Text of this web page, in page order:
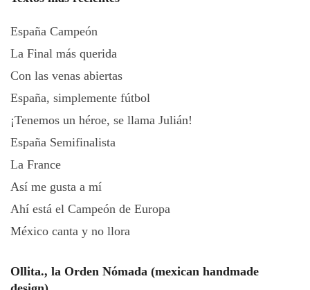
España Campeón
La Final más querida
Con las venas abiertas
España, simplemente fútbol
¡Tenemos un héroe, se llama Julián!
España Semifinalista
La France
Así me gusta a mí
Ahí está el Campeón de Europa
México canta y no llora
Ollita., la Orden Nómada (mexican handmade